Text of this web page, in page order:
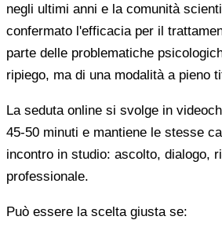
negli ultimi anni e la comunità
confermato l'efficacia per il
parte delle problematiche
ripiego, ma di una modalità a pieno
La seduta online si svolge in
45-50 minuti e mantiene le stesse
incontro in studio: ascolto, dialogo,
professionale.
Può essere la scelta giusta se: